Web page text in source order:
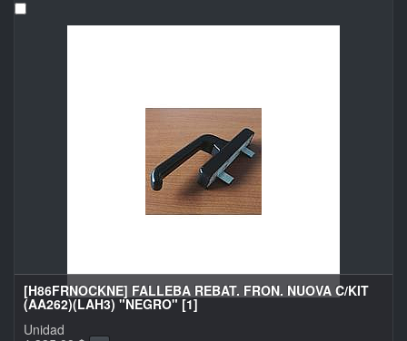
[H86FRNOCKNE] FALLEBA REBAT. FRON. NUOVA C/KIT
(AA262)(LAH3) "NEGRO" [1]
Unidad